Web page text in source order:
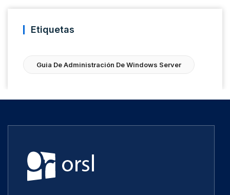
Etiquetas
Guia De Administración De Windows Server